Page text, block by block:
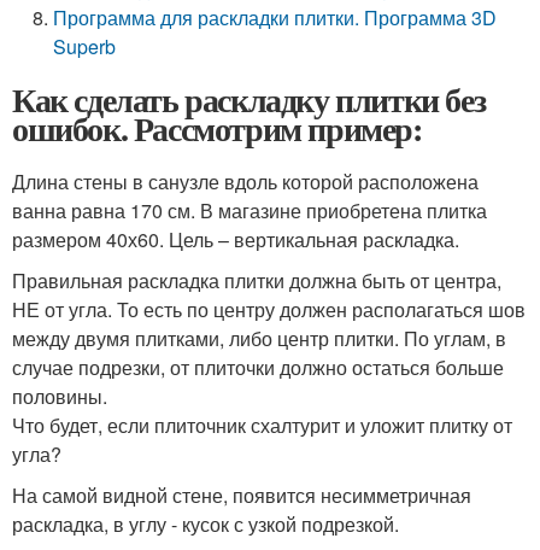
Программа для раскладки плитки. Программа 3D
Superb
Как сделать раскладку плитки без
ошибок. Рассмотрим пример:
Длина стены в санузле вдоль которой расположена
ванна равна 170 см. В магазине приобретена плитка
размером 40х60. Цель – вертикальная раскладка.
Правильная раскладка плитки должна быть от центра,
НЕ от угла. То есть по центру должен располагаться шов
между двумя плитками, либо центр плитки. По углам, в
случае подрезки, от плиточки должно остаться больше
половины.
Что будет, если плиточник схалтурит и уложит плитку от
угла?
На самой видной стене, появится несимметричная
раскладка, в углу - кусок с узкой подрезкой.